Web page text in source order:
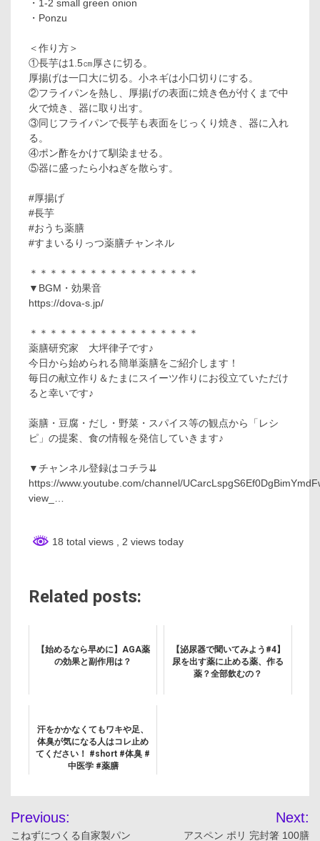
・1-2 small green onion
・Ponzu
＜作り方＞
①長芋は1.5㎝厚さに切る。
厚揚げは一口大に切る。小ネギは小口切りにする。
②フライパンを熱し、厚揚げの表面に焼き色が付くまで中
火で焼き、器に取り出す。
③同じフライパンで長芋も表面をじっくり焼き、器に入れ
る。
④ポン酢をかけて馴染ませる。
⑤器に盛ったら小ねぎを散らす。
#厚揚げ
#長芋
#おうち薬膳
#すまいるりっつ薬膳チャンネル
＊＊＊＊＊＊＊＊＊＊＊＊＊＊＊＊＊
▼BGM・効果音
https://dova-s.jp/
＊＊＊＊＊＊＊＊＊＊＊＊＊＊＊＊＊
薬膳研究家 大坪律子です♪
今日から始められる簡単薬膳をご紹介します！
毎日の献立作り＆たまにスイーツ作りにお役立ていただけ
ると幸いです♪
薬膳・豆腐・だし・野菜・スパイス等の観点から「レシ
ピ」の提案、食の情報を発信していきます♪
▼チャンネル登録はコチラ⇊
https://www.youtube.com/channel/
view_…
18 total views , 2 views today
Related posts:
【始めるなら早めに】AGA薬
の効果と副作用は？
【泌尿器で聞いてみよう#4】
尿を出す薬に止める薬、作る
薬？全部飲むの？
汗をかかなくてもワキや足、
体臭が気になる人はコレ止め
てください！ #short #体臭 #
中医学 #薬膳
投
Previous:
こねずにつくる自家製パン
Next:
アスペン ポリ 完封箸 100膳